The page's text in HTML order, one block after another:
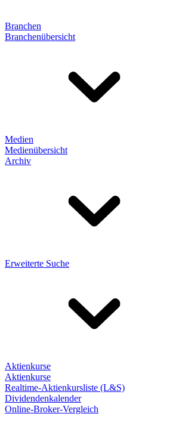
Branchen
Branchenübersicht
Medien
Medienübersicht
Archiv
Erweiterte Suche
Aktienkurse
Aktienkurse
Realtime-Aktienkursliste (L&S)
Dividendenkalender
Online-Broker-Vergleich